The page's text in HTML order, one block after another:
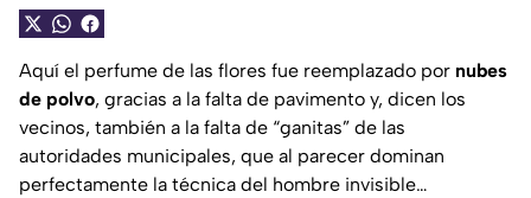
Aquí el perfume de las flores fue reemplazado por nubes
de polvo, gracias a la falta de pavimento y, dicen los
vecinos, también a la falta de “ganitas” de las
autoridades municipales, que al parecer dominan
perfectamente la técnica del hombre invisible…